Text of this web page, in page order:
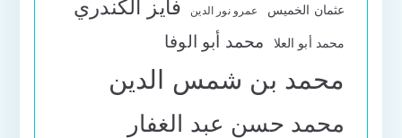
عثمان الخميس عمرو نور الدين فايز الكندري
محمد أبو العلا محمد أبو الوفا
محمد بن شمس الدين
محمد حسن عبد الغفار